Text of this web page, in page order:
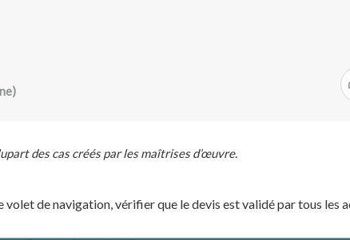
des cas créés par les maîtrises d’œuvre.
de navigation, vérifier que le devis est validé par tous les